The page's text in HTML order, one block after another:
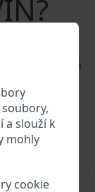
a slouží k
mohly
cookie
Identification
o celkové
základní